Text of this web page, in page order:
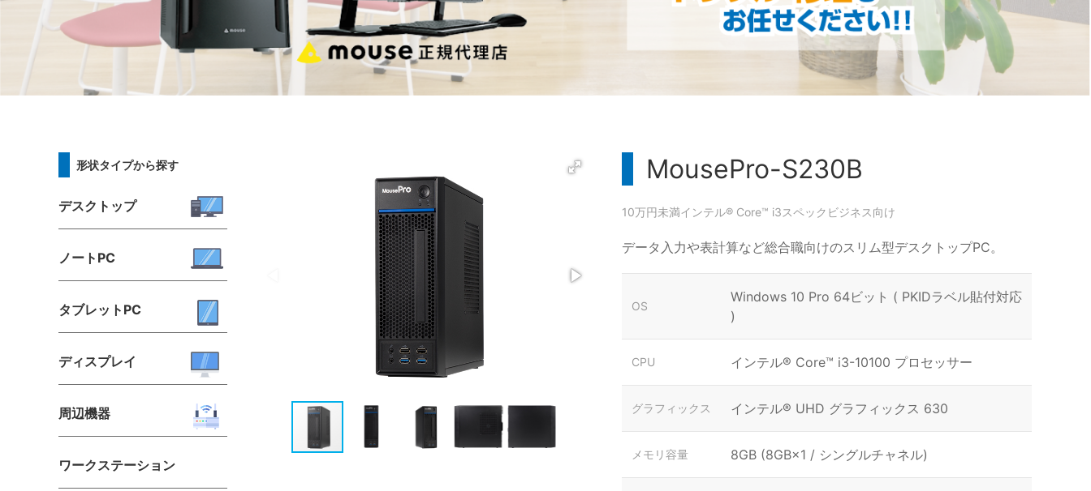
形状タイプから探す
デスクトップ
ノートPC
タブレットPC
ディスプレイ
周辺機器
ワークステーション
MousePro-S230B
10万円未満インテル® Core™ i3スペック ビジネス向け
データ入力や表計算など総合職向けのスリム型デスクトップPC。
OS
Windows 10 Pro 64ビット ( PKIDラベル貼付対応
)
CPU インテル® Core™ i3-10100 プロセッサー
グラフィックス インテル® UHD グラフィックス 630
メモリ容量 8GB (8GB×1 / シングルチャネル)